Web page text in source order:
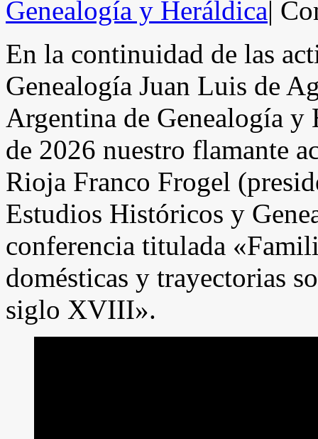
Genealogía y Heráldica|
En la continuidad de las
Genealogía Juan Luis de
Argentina de Genealogía y
de 2026 nuestro flamante
Rioja Franco Frogel
Estudios Históricos y
conferencia titulada
domésticas y trayectorias
siglo XVIII».